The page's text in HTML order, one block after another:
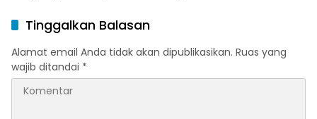
Peringkat Pratama
Tinggalkan Balasan
Alamat email Anda tidak akan dipublikasikan. Ruas yang
wajib ditandai *